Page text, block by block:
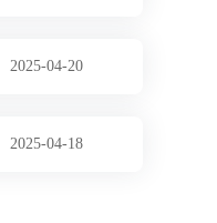
2025-04-20
2025-04-18